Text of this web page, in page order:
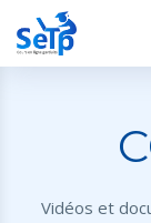
Vidéos et